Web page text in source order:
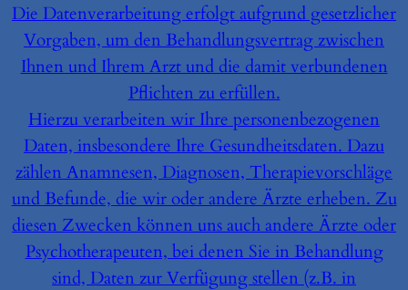
Die Datenverarbeitung erfolgt aufgrund gesetzlicher
Vorgaben, um den Behandlungsvertrag zwischen
Ihnen und Ihrem Arzt und die damit verbundenen
Pflichten zu erfüllen.
Hierzu verarbeiten wir Ihre personenbezogenen
Daten, insbesondere Ihre Gesundheitsdaten. Dazu
zählen Anamnesen, Diagnosen, Therapievorschläge
und Befunde, die wir oder andere Ärzte erheben. Zu
diesen Zwecken können uns auch andere Ärzte oder
Psychotherapeuten, bei denen Sie in Behandlung
sind, Daten zur Verfügung stellen (z.B. in